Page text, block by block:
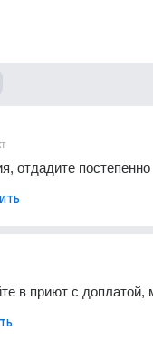
отдадите постепенно
в приют с доплатой,